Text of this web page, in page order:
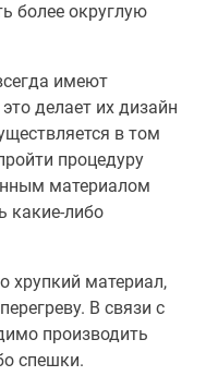
более округлую
имеют
делает их дизайн
в том
процедуру
материалом
какие-либо
хрупкий материал,
В связи с
производить
спешки.